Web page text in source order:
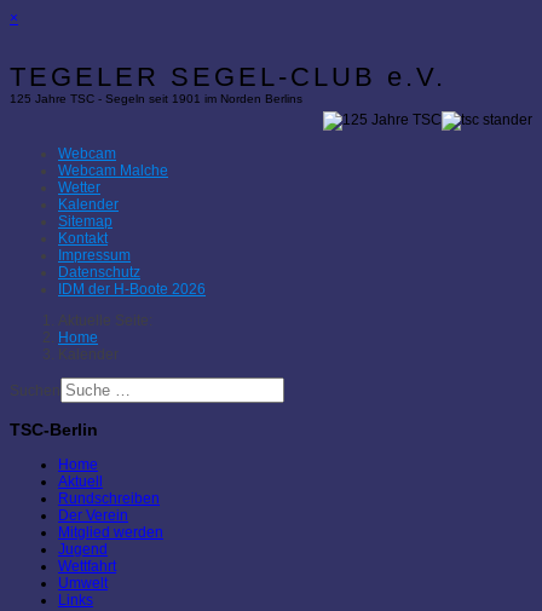
×
TEGELER SEGEL-CLUB e.V.
125 Jahre TSC - Segeln seit 1901 im Norden Berlins
Webcam
Webcam Malche
Wetter
Kalender
Sitemap
Kontakt
Impressum
Datenschutz
IDM der H-Boote 2026
Aktuelle Seite:
Home
Kalender
Suchen
TSC-Berlin
Home
Aktuell
Rundschreiben
Der Verein
Mitglied werden
Jugend
Wettfahrt
Umwelt
Links